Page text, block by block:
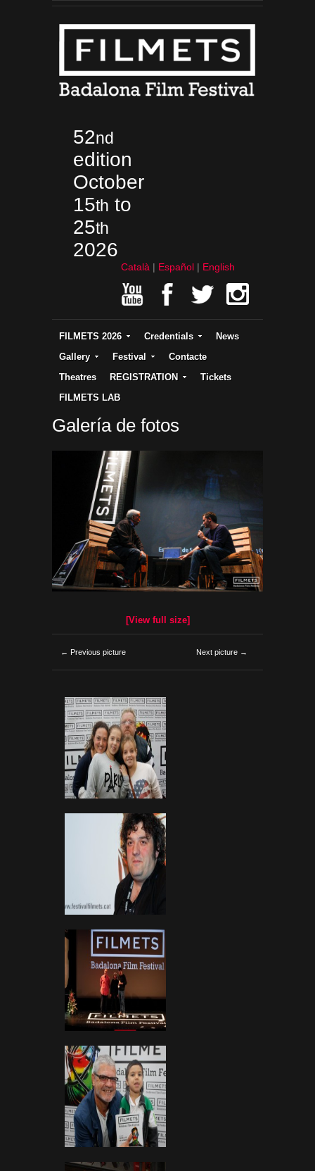
52nd
edition
October
15th to
25th
2026
Català Español English
FILMETS 2026 Credentials
News
Gallery
Festival
Contacte
Theatres
REGISTRATION
Tickets
FILMETS LAB
Galería de fotos
[View full size]
← Previous picture Next picture →